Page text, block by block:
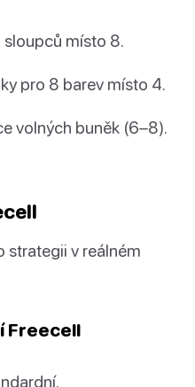
sloupců místo 8.
pro 8 barev místo 4.
volných buněk (6–8).
strategii v reálném
Freecell